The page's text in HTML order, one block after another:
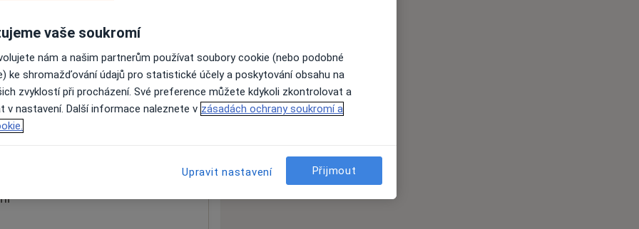
vaše soukromí
nám a našim partnerům používat soubory cookie (nebo podobné
ke shromažďování údajů pro statistické účely a poskytování obsahu na
zvyklostí při procházení. Své preference můžete kdykoli zkontrolovat a
v nastavení. Další informace naleznete v zásadách ochrany soukromí a
Upravit nastavení Přijmout